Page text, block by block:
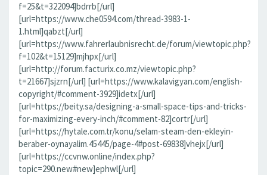
f=25&t=322094]bdrrb[/url]
[url=https://www.che0594.com/thread-3983-1-
1.html]qabzt[/url]
[url=https://www.fahrerlaubnisrecht.de/forum/viewtopic.php?
f=102&t=15129]mjhpx[/url]
[url=http://forum.facturix.co.mz/viewtopic.php?
t=21667]sjzrn[/url] [url=https://www.kalavigyan.com/english-
copyright/#comment-3929]idetx[/url]
[url=https://beity.sa/designing-a-small-space-tips-and-tricks-
for-maximizing-every-inch/#comment-82]cortr[/url]
[url=https://hytale.com.tr/konu/selam-steam-den-ekleyin-
beraber-oynayalim.45445/page-4#post-69838]vhejx[/url]
[url=https://ccvnw.online/index.php?
topic=290.new#new]ephwl[/url]